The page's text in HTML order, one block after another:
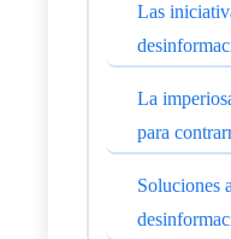
Las
La
para
Soluciones